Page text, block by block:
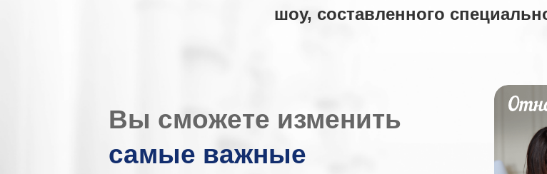
шоу, составленного
Вы сможете изменить
самые важные